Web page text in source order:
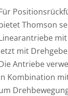
Thomson
mit
Antriebe
Kombination